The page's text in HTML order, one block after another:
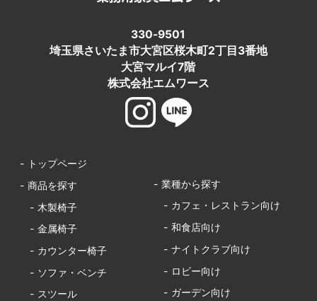
330-9501
埼玉県さいたま市大宮区桜木町2丁目3番地
大宮マルイ7階
株式会社エムワース
- トップページ
- 商品を探す
- 木製椅子
- 金属椅子
- カウンター椅子
- ソファ・ベンチ
- スツール
- 業種から探す
- カフェ・レストラン向け
- 和食店向け
- ナイトクラブ向け
- ロビー向け
- ガーデン向け